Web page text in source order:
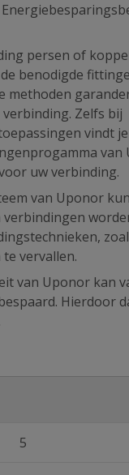
persen of
benodigde
methoden
Zelfs bij
vindt
van
uw verbinding.
van Uponor
verbindingen
vervallen.
van Uponor kan
Hierdoor
5